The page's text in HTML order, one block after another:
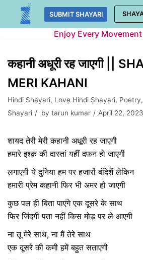
Skip
SUBMIT SHAYARI
Enjoy Every
कहानी अधूरी रह जाएगी ||
MERI KAHANI
Hindi Shayari, Love Hindi Shayari, Poetry,
Shayari
by tarun kumar April 22, 2023
शायद तेरी मेरी कहानी अधूरी रह जाएगी
हमारे इश्क़ की दास्तां यहीं दफन हो जाएगी
लगाएगी ये दुनिया हम पर हजारों बंदिशें लेकिन
हमारी प्रेम कहानी फिर भी अमर हो जाएगी
कुछ पल ही बिता पाएंगे एक दूसरे के साथ
फिर जिंदगी पता नहीं किस मोड़ पर ले आएगी
ना तू मेरे साथ, ना मैं तेरे साथ
एक दूसरे की कमी हमें बहुत सताएगी